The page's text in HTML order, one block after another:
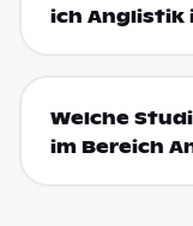
ich Anglistik
Welche
im Bereich